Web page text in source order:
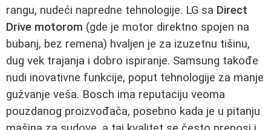
rangu, nudeći napredne tehnologije. LG sa Direct
Drive motorom (gde je motor direktno spojen na
bubanj, bez remena) hvaljen je za izuzetnu tišinu,
dug vek trajanja i dobro ispiranje. Samsung takođe
nudi inovativne funkcije, poput tehnologije za manje
gužvanje veša. Bosch ima reputaciju veoma
pouzdanog proizvođača, posebno kada je u pitanju